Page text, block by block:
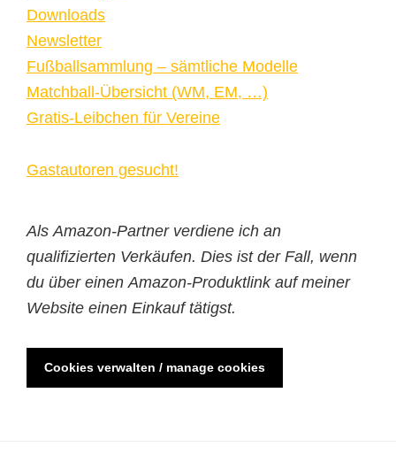
Downloads
Newsletter
Fußballsammlung – sämtliche Modelle
Matchball-Übersicht (WM, EM, …)
Gratis-Leibchen für Vereine
Gastautoren gesucht!
Als Amazon-Partner verdiene ich an
qualifizierten Verkäufen. Dies ist der Fall, wenn
du über einen Amazon-Produktlink auf meiner
Website einen Einkauf tätigst.
Cookies verwalten / manage cookies